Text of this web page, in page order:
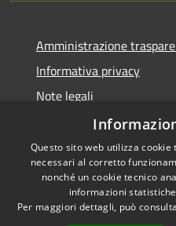
Amministrazione
Informativa privacy
Note legali
Dichiarazione di
RSS
Accessibilità
Questo sito web utilizza
necessari al corretto
nonché un cookie tecnico
informazioni
Per maggiori dettagli, può